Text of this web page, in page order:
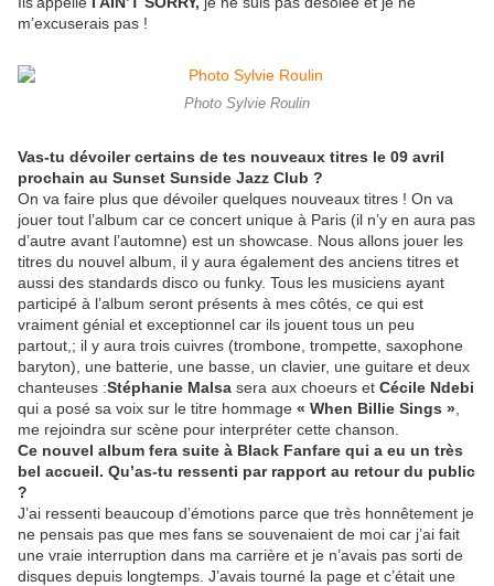
m’excuserais pas !
Photo Sylvie Roulin
Vas-tu dévoiler certains de tes nouveaux titres le 09 avril
prochain au Sunset Sunside Jazz Club ?
On va faire plus que dévoiler quelques nouveaux titres ! On va
jouer tout l’album car ce concert unique à Paris (il n’y en aura pas
d’autre avant l’automne) est un showcase. Nous allons jouer les
titres du nouvel album, il y aura également des anciens titres et
aussi des standards disco ou funky. Tous les musiciens ayant
participé à l’album seront présents à mes côtés, ce qui est
vraiment génial et exceptionnel car ils jouent tous un peu
partout,; il y aura trois cuivres (trombone, trompette, saxophone
baryton), une batterie, une basse, un clavier, une guitare et deux
chanteuses :Stéphanie Malsa sera aux choeurs et Cécile Ndebi
qui a posé sa voix sur le titre hommage « When Billie Sings »
me rejoindra sur scène pour interpréter cette chanson.
Ce nouvel album fera suite à Black Fanfare qui a eu un très
bel accueil. Qu’as-tu ressenti par rapport au retour du public
?
J’ai ressenti beaucoup d’émotions parce que très honnêtement je
ne pensais pas que mes fans se souvenaient de moi car j’ai fait
une vraie interruption dans ma carrière et je n’avais pas sorti de
disques depuis longtemps. J’avais tourné la page et c’était une